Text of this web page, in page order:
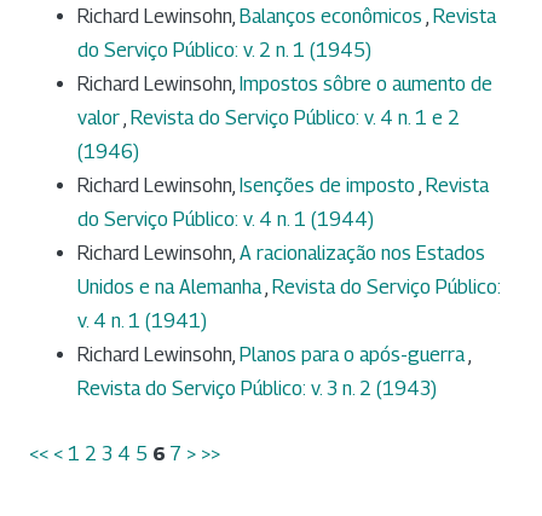
Richard Lewinsohn, Balanços econômicos , Revista
do Serviço Público: v. 2 n. 1 (1945)
Richard Lewinsohn, Impostos sôbre o aumento de
valor, Revista do Serviço Público: v. 4 n. 1 e 2
(1946)
Richard Lewinsohn, Isenções de imposto , Revista
do Serviço Público: v. 4 n. 1 (1944)
Richard Lewinsohn, A racionalização nos Estados
Unidos e na Alemanha, Revista do Serviço Público:
v. 4 n. 1 (1941)
Richard Lewinsohn, Planos para o após-guerra,
Revista do Serviço Público: v. 3 n. 2 (1943)
<< < 1 2 3 4 5 6 7 > >>